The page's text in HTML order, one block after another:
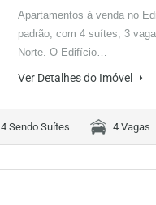
Apartamentos à venda no
padrão, com 4 suítes, 3
Norte. O Edifício…
Ver Detalhes do Imóvel
4 Sendo Suítes 4 Vagas